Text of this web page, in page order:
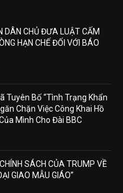
DÂN CHỦ ĐƯA LUẬT CẤM
HẠN CHẾ ĐỐI VỚI BÁO
Tuyên Bố “Tình Trạng Khẩn
Chặn Việc Công Khai Hồ
Mình Cho Đài BBC
SÁCH CỦA TRUMP VỀ
GIAO MẪU GIÁO”